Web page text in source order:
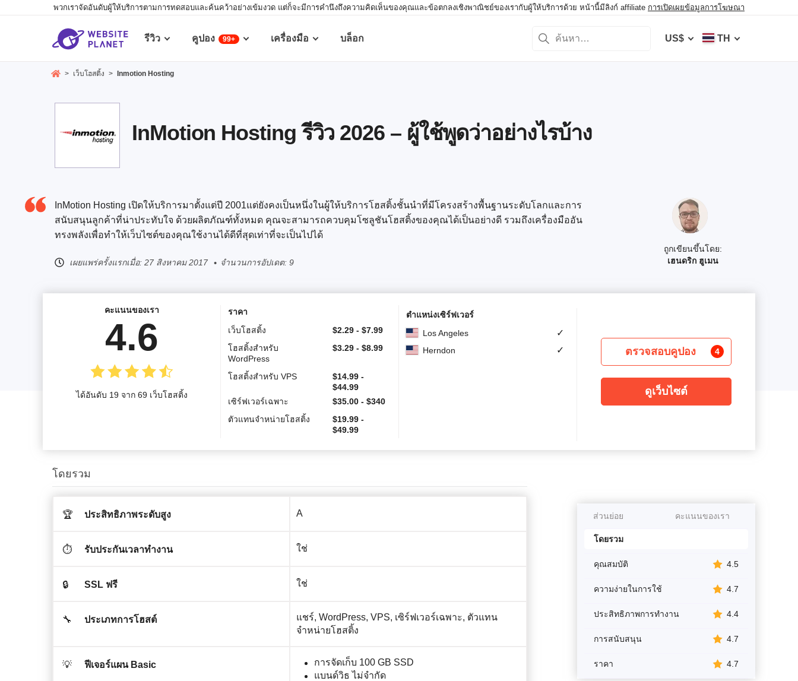
พวกเราจัดอันดับผู้ให้บริการตามการทดสอบและค้นคว้าอย่างเข้มงวด แต่ก็จะมีการคำนึงถึงความคิดเห็นของคุณและข้อตกลงเชิงพาณิชย์ของเรากับผู้ให้บริการด้วย หน้านี้มีลิงก์ affiliate การเปิดเผยข้อมูลการโฆษณา
รีวิว คูปอง 99+ เครื่องมือ บล็อก US$ TH
> เว็บโฮสติ้ง > Inmotion Hosting
InMotion Hosting รีวิว 2026 – ผู้ใช้พูดว่าอย่างไรบ้าง
ถูกเขียนขึ้นโดย:
เฮนดริก ฮูเมน
InMotion Hosting เปิดให้บริการมาตั้งแต่ปี 2001แต่ยังคงเป็นหนึ่งในผู้ให้บริการโฮสติ้งชั้นนำที่มีโครงสร้างพื้นฐานระดับโลกและการ
สนับสนุนลูกค้าที่น่าประทับใจ ด้วยผลิตภัณฑ์ทั้งหมด คุณจะสามารถควบคุมโซลูชันโฮสติ้งของคุณได้เป็นอย่างดี รวมถึงเครื่องมืออัน
ทรงพลังเพื่อทำให้เว็บไซต์ของคุณใช้งานได้ดีที่สุดเท่าที่จะเป็นไปได้
เผยแพร่ครั้งแรกเมื่อ: 27 สิงหาคม 2017 จำนวนการอัปเดต: 9
คะแนนของเรา
4.6
ได้อันดับ 19 จาก 69 เว็บโฮสติ้ง
ราคา
เว็บโฮสติ้ง
$2.29 - $7.99
โฮสติ้งสำหรับ
WordPress
$3.29 - $8.99
โฮสติ้งสำหรับ VPS $14.99 -
$44.99
เซิร์ฟเวอร์เฉพาะ
$35.00 - $340
ตัวแทนจำหน่ายโฮสติ้ง
$19.99 -
$49.99
ตำแหน่งเซิร์ฟเวอร์
Los Angeles
✓
Herndon ✓ ตรวจสอบคูปอง 4
ดูเว็บไซต์
โดยรวม
🏆 ประสิทธิภาพระดับสูง A
⏱️ รับประกันเวลาทำงาน ใช่
🔒 SSL ฟรี ใช่
🔧 ประเภทการโฮสต์
แชร์, WordPress, VPS, เซิร์ฟเวอร์เฉพาะ, ตัวแทน
จำหน่ายโฮสติ้ง
💡 ฟีเจอร์แผน Basic
การจัดเก็บ 100 GB SSD
แบนด์วิธ​ ไม่จำกัด
ส่วนย่อย คะแนนของเรา
โดยรวม
คุณสมบัติ 4.5
ความง่ายในการใช้ 4.7
ประสิทธิภาพการทำงาน 4.4
การสนับสนุน 4.7
ราคา 4.7